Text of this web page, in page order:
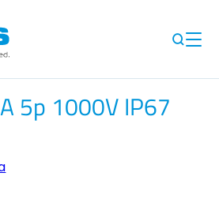
5p 1000V IP67